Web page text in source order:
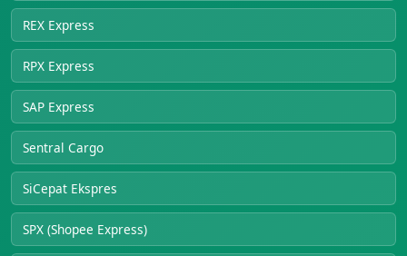
REX Express
RPX Express
SAP Express
Sentral Cargo
SiCepat Ekspres
SPX (Shopee Express)